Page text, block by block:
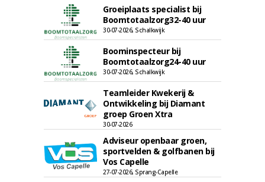
Groeiplaats specialist bij
Boomtotaalzorg32-40 uur
30-07-2026, Schalkwijk
Boominspecteur bij
Boomtotaalzorg24-40 uur
30-07-2026, Schalkwijk
Teamleider Kwekerij &
Ontwikkeling bij Diamant
groep Groen Xtra
30-07-2026
Adviseur openbaar groen,
sportvelden & golfbanen bij
Vos Capelle
27-07-2026, Sprang-Capelle